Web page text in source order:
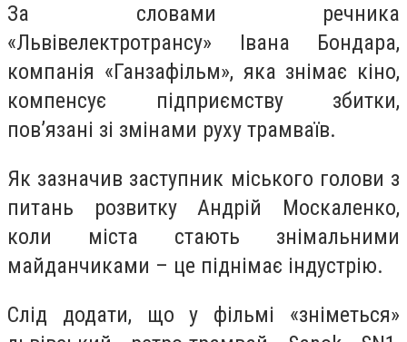
За словами речника
«Львівелектротрансу» Івана Бондара,
компанія «Ганзафільм», яка знімає кіно,
компенсує підприємству збитки,
пов’язані зі змінами руху трамваїв.
Як зазначив заступник міського голови з
питань розвитку Андрій Москаленко,
коли міста стають знімальними
майданчиками – це піднімає індустрію.
Слід додати, що у фільмі «зніметься»